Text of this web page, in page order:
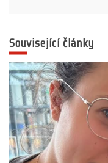
Související články